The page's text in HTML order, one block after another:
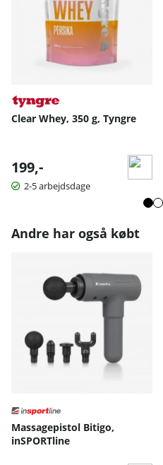
Clear Whey, 350 g, Tyngre
199,-
2-5 arbejdsdage
Andre har også købt
Massagepistol Bitigo,
inSPORTline